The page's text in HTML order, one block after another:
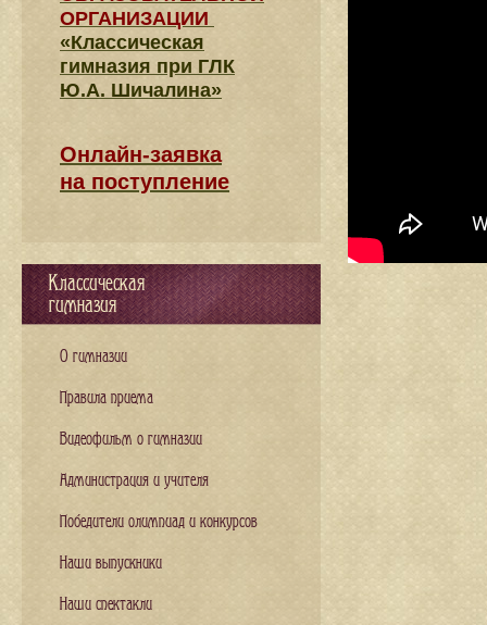
ОРГАНИЗАЦИИ
«Классическая
гимназия при ГЛК
Ю.А. Шичалина»
Онлайн-заявка
на поступление
Классическая
гимназия
О гимназии
Правила приема
Видеофильм о гимназии
Администрация и учителя
Победители олимпиад и конкурсов
Наши выпускники
Наши спектакли